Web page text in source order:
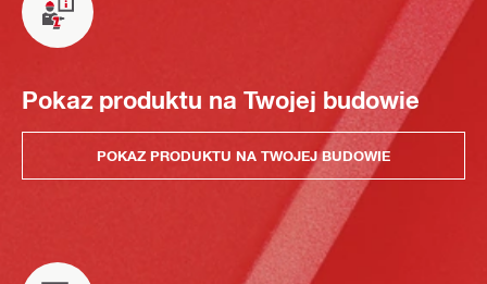
Pokaz produktu na Twojej budowie
POKAZ PRODUKTU NA TWOJEJ BUDOWIE